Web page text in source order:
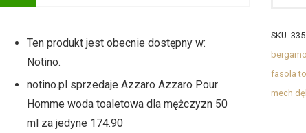
Ten produkt jest obecnie dostępny w:
Notino.
notino.pl sprzedaje Azzaro Azzaro Pour
Homme woda toaletowa dla mężczyzn 50
ml za jedyne 174.90
SKU:
fasola
mech